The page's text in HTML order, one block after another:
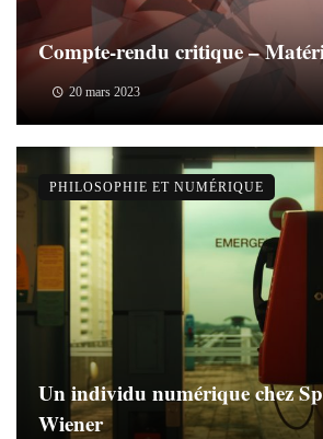
Compte-rendu critique –
20 mars 2023
Un individu numérique chez
Wiener
PHILOSOPHIE ET NUMÉRIQUE